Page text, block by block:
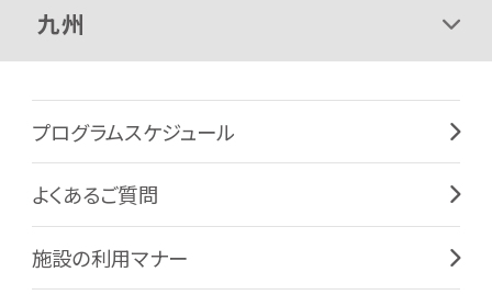
九州
プログラムスケジュール
よくあるご質問
施設の利用マナー